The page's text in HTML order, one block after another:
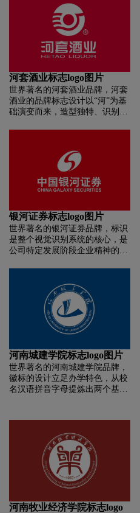
外交流，二是从构图上，两种文
字的对比具有造型上的美感和平
河套酒业标志logo图片
世界著名的河套酒业品牌，河套
酒业的品牌标志设计以“河”为基
础演变而来，造型独特、识别性
全球化的国际化发展战略冲刺。
标志以红色为主，红色是热情的
颜色，寓意博大、宽广、高远。
银河证券标志logo图片
世界著名的银河证券品牌，标识
是整个视觉识别系统的核心，是
公司特定发展阶段企业精神的凝
河证券的品牌影响力及品牌价值
的基础上，在结构上进行了大胆
突破，引入更为先进的理念，创
造出更加充满活力的崭新企业品
牌形象。标志色彩阐释：采用传
是中国傲立于世界各民族之林最
具代表性的标志化颜色，是中国
的象征色。使用该色彩，可恰当
匹配中国银河证券股份有限公司
的规模及市场地位，同时红色蕴
称首字母;以银河星系与中国银河
证券股份有限公司名称的契合
点，以“银河”为主创意点，取其
规模、内涵及包容性等相关概
念，进行图形化体现。角度：银
河星系从其观察的角度不同，其
形态也不相同。LOGO设计取自
河南城建学院标志logo图片
世界著名的河南城建学院品牌，
徽标的设计立足办学特色，从校
名汉语拼音字母提炼出两个基本
中英文校名和一组3个同心圆，
组成徽标的总体形象。
河南牧业经济学院标志logo